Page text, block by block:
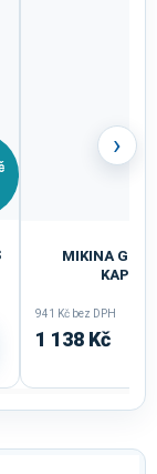
MIKINA
941 Kč bez DPH
1 138 Kč
›